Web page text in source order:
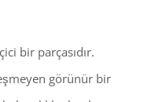
bir parçasıdır.
görünür bir